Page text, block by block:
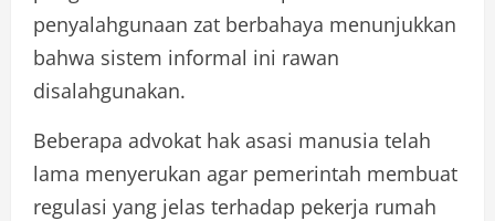
penyalahgunaan zat berbahaya menunjukkan
bahwa sistem informal ini rawan
disalahgunakan.
Beberapa advokat hak asasi manusia telah
lama menyerukan agar pemerintah membuat
regulasi yang jelas terhadap pekerja rumah